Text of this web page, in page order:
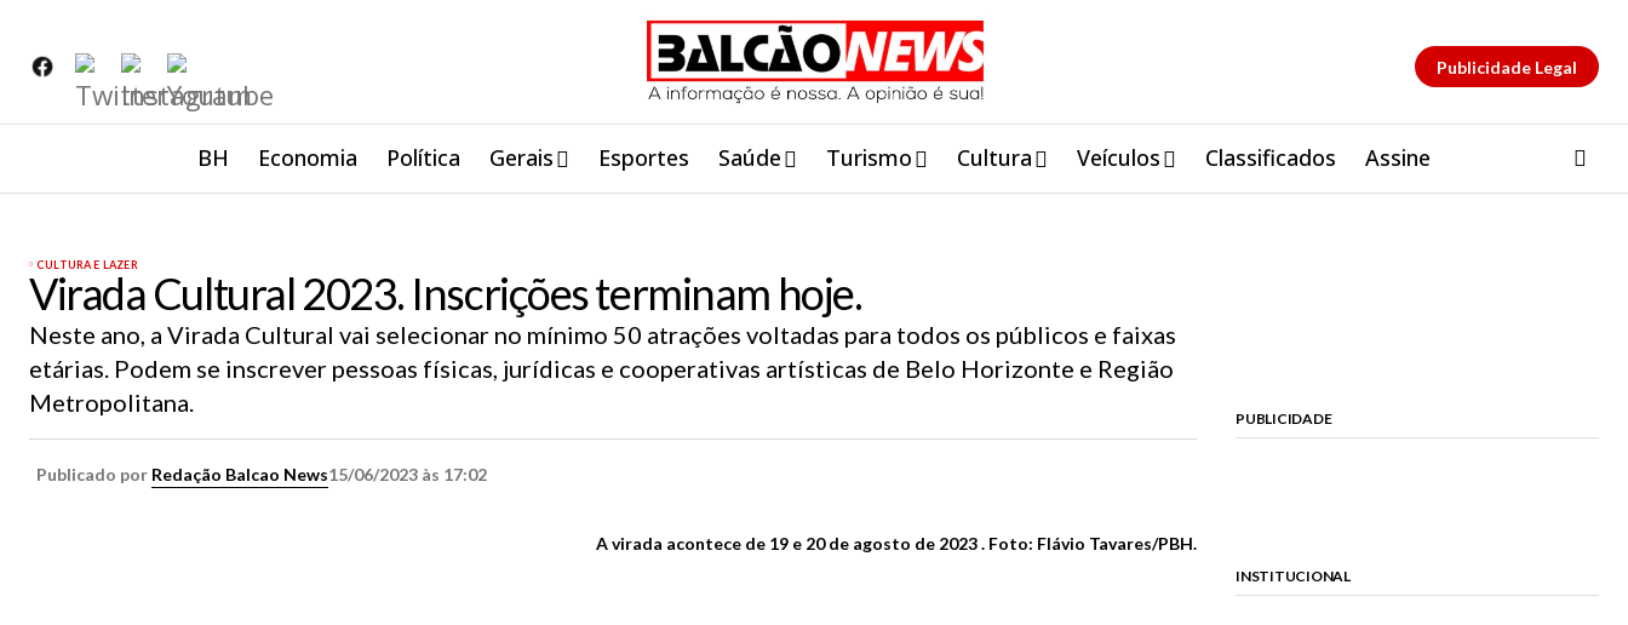
Publicidade Legal
BH Economia Política Gerais Esportes Saúde Turismo Cultura Veículos Classificados Assine
CULTURA E LAZER
Virada Cultural 2023. Inscrições terminam hoje.
Neste ano, a Virada Cultural vai selecionar no mínimo 50 atrações voltadas para todos os públicos e faixas
etárias. Podem se inscrever pessoas físicas, jurídicas e cooperativas artísticas de Belo Horizonte e Região
Metropolitana.
Publicado por Redação Balcao News15/06/2023 às 17:02
A virada acontece de 19 e 20 de agosto de 2023 . Foto: Flávio Tavares/PBH.
PUBLICIDADE
INSTITUCIONAL